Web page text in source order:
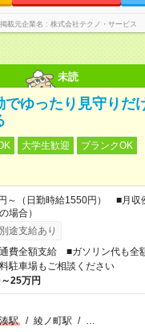
掲載元企業名 株式会社テクノ・サービス
未読
でゆったり見守りだ
大学生歓迎
ブランクOK
～（日勤時給1550円） ■月収
場合）
途支給あり
費全額支給 ■ガソリン代も全
駐車場もご相談ください
25万円
湊駅 / 綾ノ町駅 / …